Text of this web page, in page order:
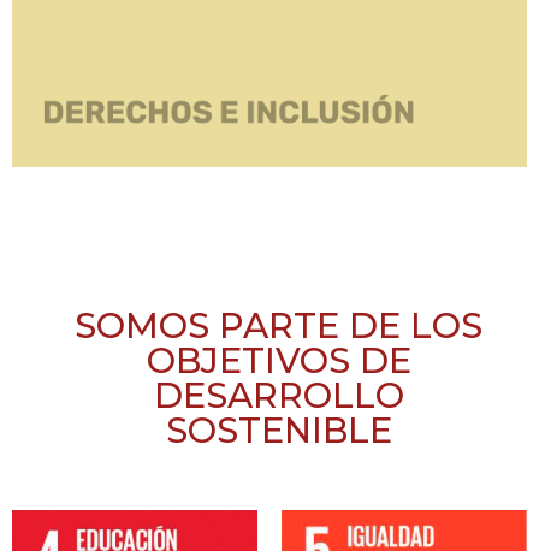
SOMOS PARTE DE LOS
OBJETIVOS DE
DESARROLLO
SOSTENIBLE